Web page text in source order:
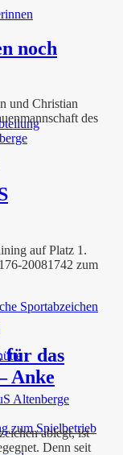
Altenberge
zum Spielbetrieb
noch
und Christian
des
auf Platz 1.
20081742 zum
für das
Anke
ablegt, ist
Denn seit